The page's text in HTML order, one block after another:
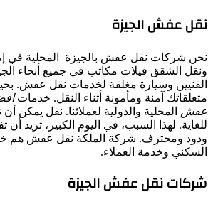
نقل عفش الجيزة
نحن شركات نقل عفش بالجيزة المحلية في
ونقل الشقق فيلات مكاتب في جميع أنحاء
الفنيين وسيارة مغلقة لخدمات نقل عفش.
متعلقاتك آمنة ومأمونة أثناء النقل. خدمات
عفش المحلية والدولية لعملائنا. نقل يمكن
للغاية. لهذا السبب، في اليوم الكبير، تريد أن
ودود ومحترف. شركة الملكة نقل عفش هم
السكني وخدمة العملاء.
شركات نقل عفش الجيزة